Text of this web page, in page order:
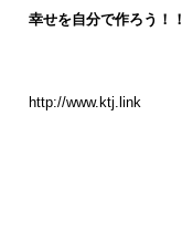
幸せを自分で作ろう！！
http://www.ktj.link